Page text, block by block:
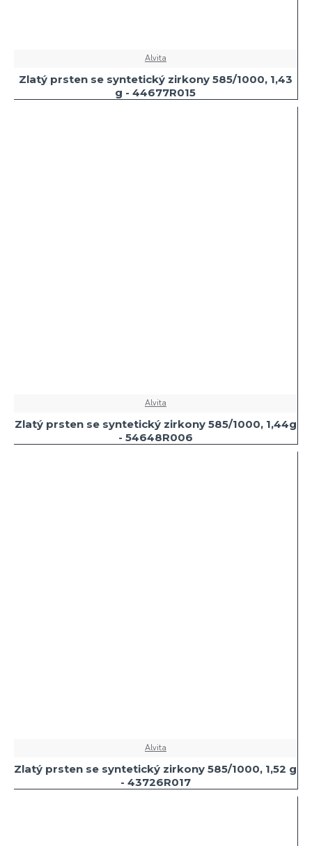
Alvita
Zlatý prsten se syntetický zirkony 585/1000, 1,43
g - 44677R015
Alvita
Zlatý prsten se syntetický zirkony 585/1000, 1,44g
- 54648R006
Alvita
Zlatý prsten se syntetický zirkony 585/1000, 1,52 g
- 43726R017